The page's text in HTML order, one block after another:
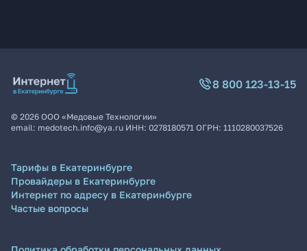
8 800 123-13-15
© 2026 ООО «Медовые Технологии»
email: medotech.info@ya.ru ИНН: 0278180571 ОГРН: 1110280037526
Тарифы в Екатеринбурге
Провайдеры в Екатеринбурге
Интернет по адресу в Екатеринбурге
Частые вопросы